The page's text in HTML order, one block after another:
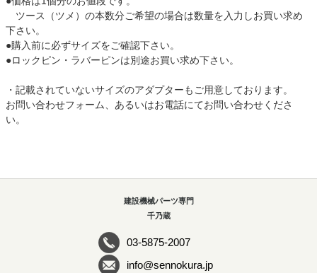
ツース（ツメ）の本数分ご希望の場合は数量を入力しお買い求め
下さい。
●購入前に必ずサイズをご確認下さい。
●ロックピン・ラバーピンは別途お買い求め下さい。
・記載されていないサイズのアダプターもご用意しております。
お問い合わせフォーム、あるいはお電話にてお問い合わせくださ
い。
建設機械パーツ専門
千乃蔵
03-5875-2007
info@sennokura.jp